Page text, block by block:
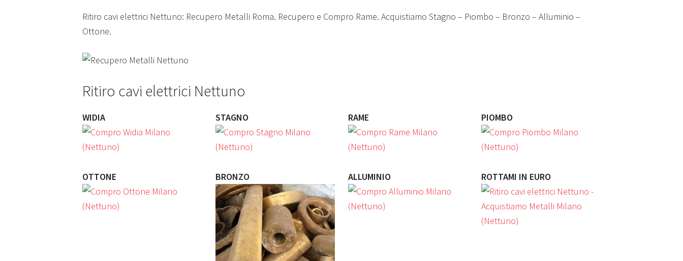
Ritiro cavi elettrici Nettuno: Recupero Metalli Roma. Recupero e Compro Rame. Acquistiamo Stagno – Piombo – Bronzo – Alluminio –
Ottone.
Ritiro cavi elettrici Nettuno
WIDIA STAGNO RAME PIOMBO
OTTONE BRONZO ALLUMINIO ROTTAMI IN EURO